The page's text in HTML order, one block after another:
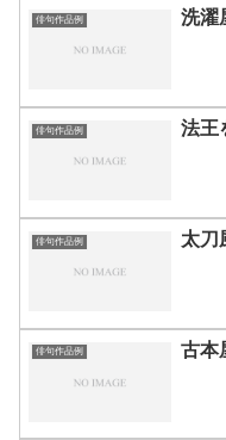
俳句作品例 洗濯
俳句作品例 法王
俳句作品例 太刀
俳句作品例 古本